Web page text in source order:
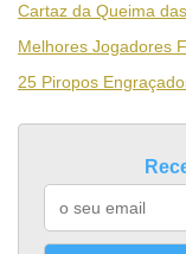
Cartaz da Queima
Melhores Jogadores
25 Piropos